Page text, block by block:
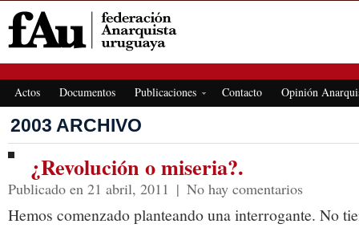
Actos Documentos Publicaciones Contacto Opinión
2003 ARCHIVO
¿Revolución o miseria?.
Publicado en 21 abril, 2011 | No hay comentarios
Hemos comenzado planteando una interrogante. No